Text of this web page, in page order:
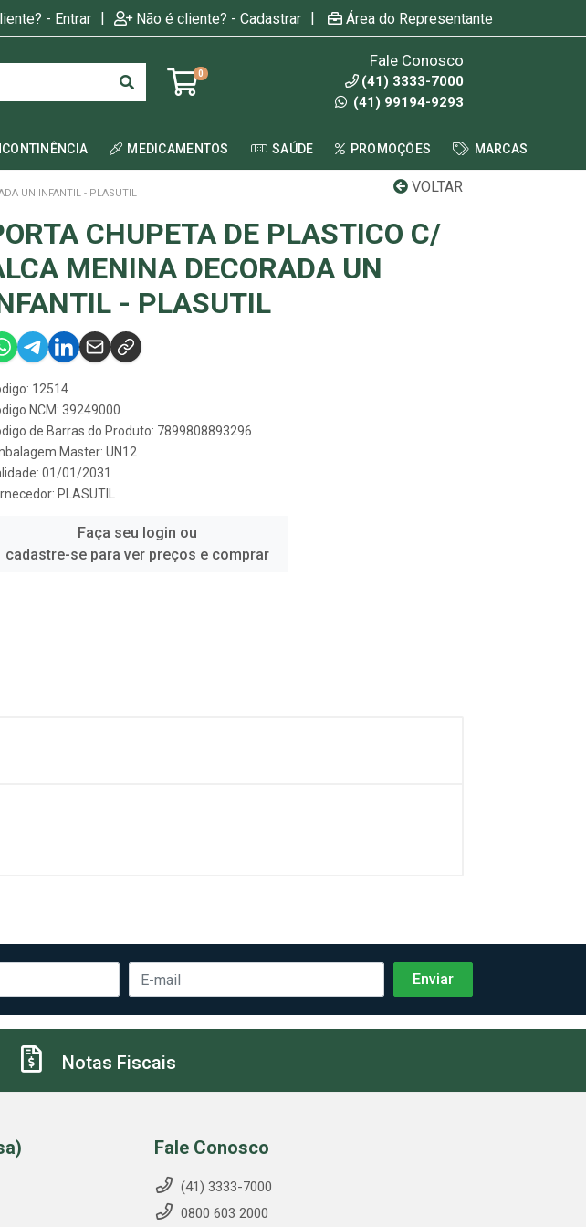
- Entrar | Não é cliente? - Cadastrar | Área do Representante
0
Fale Conosco
(41) 3333-7000
(41) 99194-9293
MEDICAMENTOS SAÚDE PROMOÇÕES MARCAS
VOLTAR
UN INFANTIL - PLASUTIL
CHUPETA DE PLASTICO C/
MENINA DECORADA UN
- PLASUTIL
12514
NCM: 39249000
de Barras do Produto: 7899808893296
Master: UN12
01/01/2031
PLASUTIL
Faça seu login ou
cadastre-se para ver preços e comprar
Notas Fiscais
Fale Conosco
(41) 3333-7000
0800 603 2000